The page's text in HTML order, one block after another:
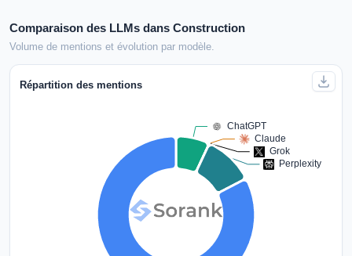
Comparaison des LLMs dans Construction
Volume de mentions et évolution par modèle.
Répartition des mentions